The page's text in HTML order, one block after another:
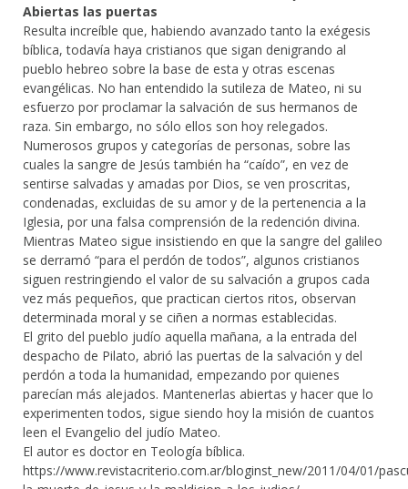
Abiertas las puertas
Resulta increíble que, habiendo avanzado tanto la exégesis
bíblica, todavía haya cristianos que sigan denigrando al
pueblo hebreo sobre la base de esta y otras escenas
evangélicas. No han entendido la sutileza de Mateo, ni su
esfuerzo por proclamar la salvación de sus hermanos de
raza. Sin embargo, no sólo ellos son hoy relegados.
Numerosos grupos y categorías de personas, sobre las
cuales la sangre de Jesús también ha “caído”, en vez de
sentirse salvadas y amadas por Dios, se ven proscritas,
condenadas, excluidas de su amor y de la pertenencia a la
Iglesia, por una falsa comprensión de la redención divina.
Mientras Mateo sigue insistiendo en que la sangre del galileo
se derramó “para el perdón de todos”, algunos cristianos
siguen restringiendo el valor de su salvación a grupos cada
vez más pequeños, que practican ciertos ritos, observan
determinada moral y se ciñen a normas establecidas.
El grito del pueblo judío aquella mañana, a la entrada del
despacho de Pilato, abrió las puertas de la salvación y del
perdón a toda la humanidad, empezando por quienes
parecían más alejados. Mantenerlas abiertas y hacer que lo
experimenten todos, sigue siendo hoy la misión de cuantos
leen el Evangelio del judío Mateo.
El autor es doctor en Teología bíblica.
https://www.revistacriterio.com.ar/bloginst_new/2011/04/01/